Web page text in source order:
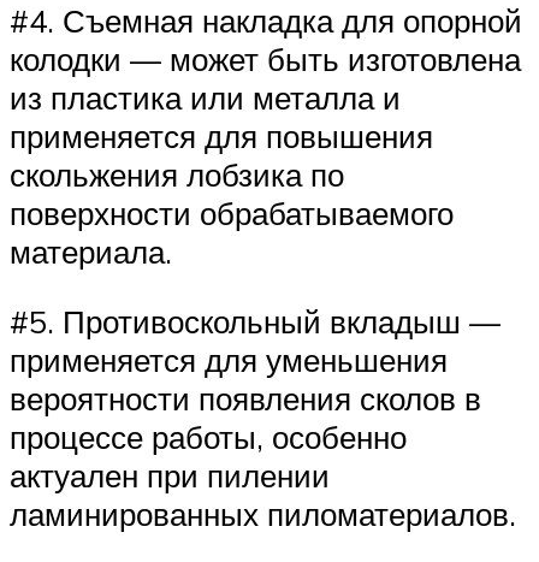
#4. Съемная накладка для опорной
колодки — может быть изготовлена
из пластика или металла и
применяется для повышения
скольжения лобзика по
поверхности обрабатываемого
материала.
#5. Противоскольный вкладыш —
применяется для уменьшения
вероятности появления сколов в
процессе работы, особенно
актуален при пилении
ламинированных пиломатериалов.